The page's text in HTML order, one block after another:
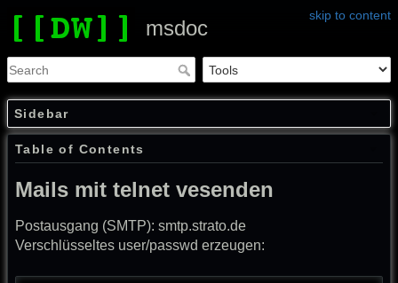
skip to content
msdoc
Sidebar
Table of Contents
Mails mit telnet vesenden
Postausgang (SMTP): smtp.strato.de
Verschlüsseltes user/passwd erzeugen: